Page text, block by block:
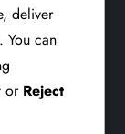
deliver
You can
or Reject